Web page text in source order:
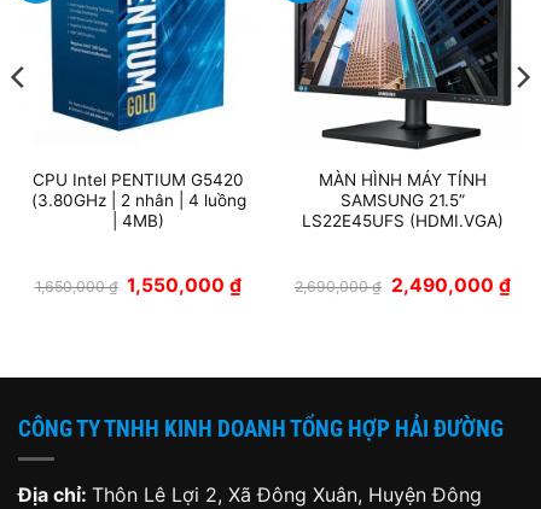
CPU Intel PENTIUM G5420
(3.80GHz | 2 nhân | 4 luồng
| 4MB)
1,650,000₫ Giá
gốc
1,550,000₫Giá
MÀN HÌNH MÁY TÍNH
SAMSUNG 21.5”
LS22E45UFS (HDMI.VGA)
2,690,000₫ Giá
gốc
2,490,000 ₫Giá
hiện
CÔNG TY TNHH KINH DOANH TỔNG HỢP HẢI ĐƯỜNG
Địa chỉ: Thôn Lê Lợi 2, Xã Đông Xuân, Huyện Đông